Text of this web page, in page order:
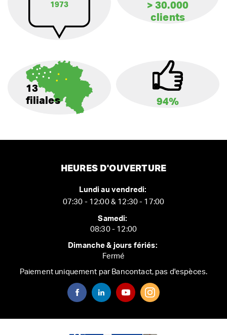
1973
> 30.000
clients
13
filiales
94%
HEURES D'OUVERTURE
Lundi au vendredi:
07:30 - 12:00 & 12:30 - 17:00
Samedi:
08:30 - 12:00
Dimanche & jours fériés:
Fermé
Paiement uniquement par Bancontact, pas d'espèces.